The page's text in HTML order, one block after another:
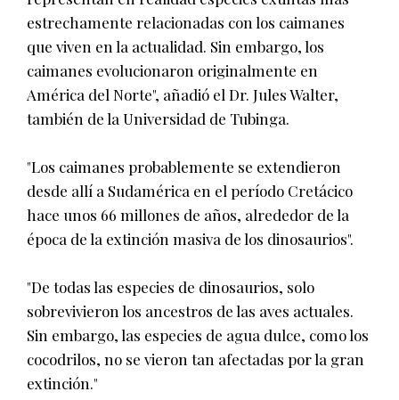
estrechamente relacionadas con los caimanes
que viven en la actualidad. Sin embargo, los
caimanes evolucionaron originalmente en
América del Norte", añadió el Dr. Jules Walter,
también de la Universidad de Tubinga.
"Los caimanes probablemente se extendieron
desde allí a Sudamérica en el período Cretácico
hace unos 66 millones de años, alrededor de la
época de la extinción masiva de los dinosaurios".
"De todas las especies de dinosaurios, solo
sobrevivieron los ancestros de las aves actuales.
Sin embargo, las especies de agua dulce, como los
cocodrilos, no se vieron tan afectadas por la gran
extinción."